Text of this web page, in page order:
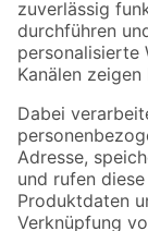
Zur
Folge uns
Zahlungsarten